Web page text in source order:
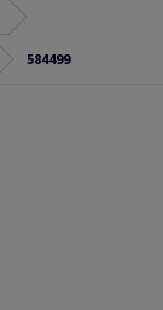
584499